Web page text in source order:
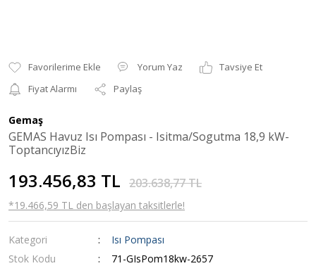
Yorum Yaz
Tavsiye Et
Fiyat Alarmı
Paylaş
Gemaş
GEMAS Havuz Isı Pompası - Isitma/Sogutma 18,9 kW-
ToptancıyızBiz
193.456,83 TL 203.638,77 TL
*19.466,59 TL den başlayan taksitlerle!
Kategori
Isı Pompası
Stok Kodu
71-GIsPom18kw-2657